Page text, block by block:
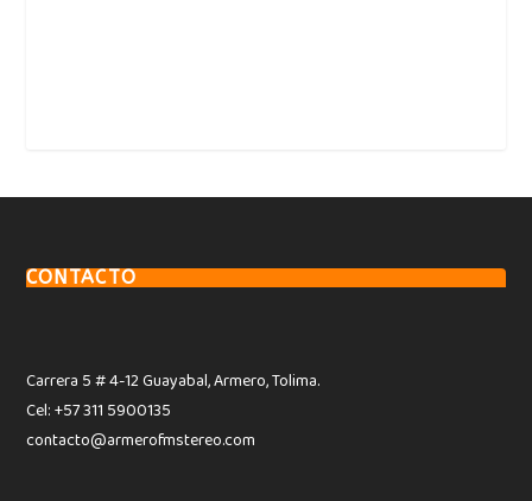
CONTACTO
Carrera 5 # 4-12 Guayabal, Armero, Tolima.
Cel: +57 311 5900135
contacto@armerofmstereo.com